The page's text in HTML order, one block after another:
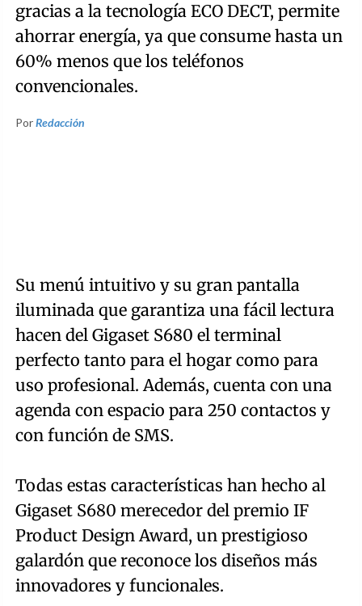
gracias a la tecnología ECO DECT, permite
ahorrar energía, ya que consume hasta un
60% menos que los teléfonos
convencionales.
PorRedacción
Su menú intuitivo y su gran pantalla
iluminada que garantiza una fácil lectura
hacen del Gigaset S680 el terminal
perfecto tanto para el hogar como para
uso profesional. Además, cuenta con una
agenda con espacio para 250 contactos y
con función de SMS.
Todas estas características han hecho al
Gigaset S680 merecedor del premio IF
Product Design Award, un prestigioso
galardón que reconoce los diseños más
innovadores y funcionales.